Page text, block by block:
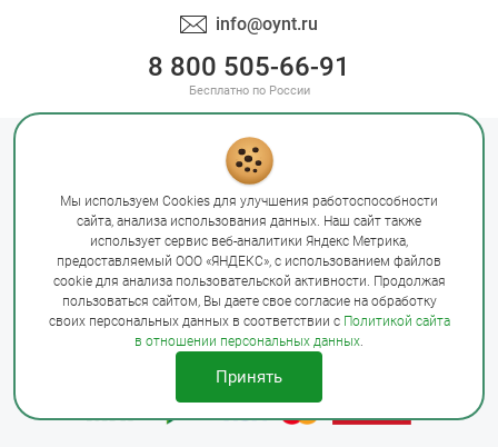
info@oynt.ru
8 800 505-66-91
Бесплатно по России
Политика конфиденциальности
Оферта
Сведения об образовательной организации
Сайт Минобрнауки России
Сайт Минпросвещения России
Лицензия на образовательную деятельность № Л035-00115-
77/04740283 от 03 апреля 2026
Мы используем Cookies для улучшения работоспособности
сайта, анализа использования данных. Наш сайт также
использует сервис веб-аналитики Яндекс Метрика,
предоставляемый ООО «ЯНДЕКС», с использованием файлов
cookie для анализа пользовательской активности. Продолжая
пользоваться сайтом, Вы даете свое согласие на обработку
своих персональных данных в соответствии с Политикой сайта
в отношении персональных данных.
Принять